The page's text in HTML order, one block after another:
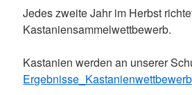
Jedes zweite Jahr im Herbst
Kastaniensammelwettbewerb.
Kastanien werden an unserer